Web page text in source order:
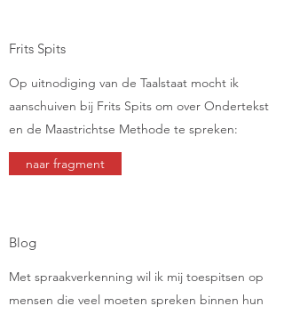
Frits Spits
Op uitnodiging van de Taalstaat mocht ik
aanschuiven bij Frits Spits om over Ondertekst
en de Maastrichtse Methode te spreken:
naar fragment
Blog
Met spraakverkenning wil ik mij toespitsen op
mensen die veel moeten spreken binnen hun